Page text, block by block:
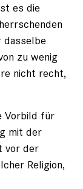
es die
dasselbe
zu wenig
nicht recht,
Vorbild für
mit der
vor der
Religion,